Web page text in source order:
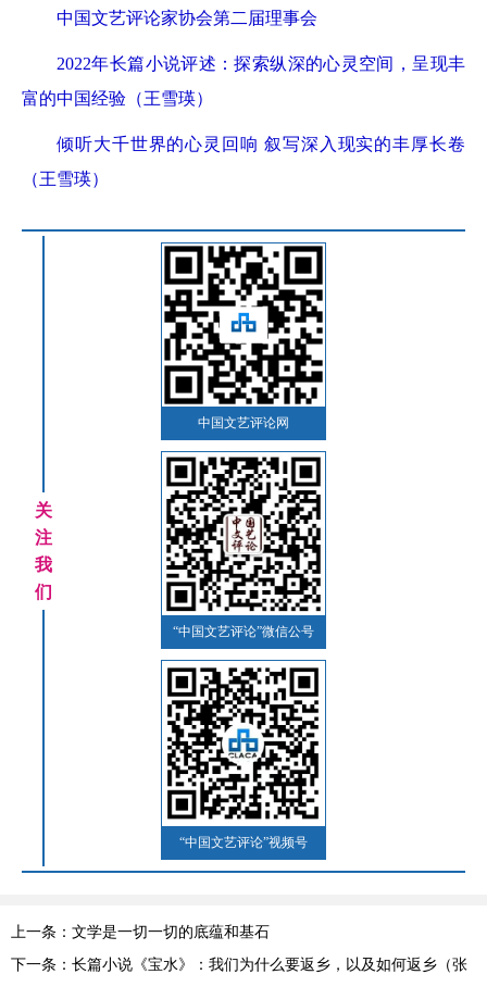
中国文艺评论家协会第二届理事会
2022年长篇小说评述：探索纵深的心灵空间，呈现丰
富的中国经验（王雪瑛）
倾听大千世界的心灵回响 叙写深入现实的丰厚长卷
（王雪瑛）
关
注
我
们
中国文艺评论网
“中国文艺评论”微信公号
“中国文艺评论”视频号
上一条：文学是一切一切的底蕴和基石
下一条：长篇小说《宝水》：我们为什么要返乡，以及如何返乡（张